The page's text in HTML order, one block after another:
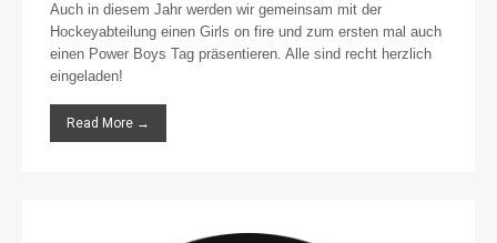
Auch in diesem Jahr werden wir gemeinsam mit der
Hockeyabteilung einen Girls on fire und zum ersten mal auch
einen Power Boys Tag präsentieren. Alle sind recht herzlich
eingeladen!
Read More →